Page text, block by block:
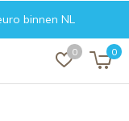
0 0
Achteraf